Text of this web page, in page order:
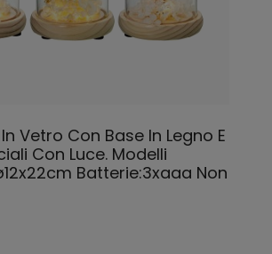
Vetro Con Base In Legno E
Con Luce. Modelli
Batterie:3xaaa Non